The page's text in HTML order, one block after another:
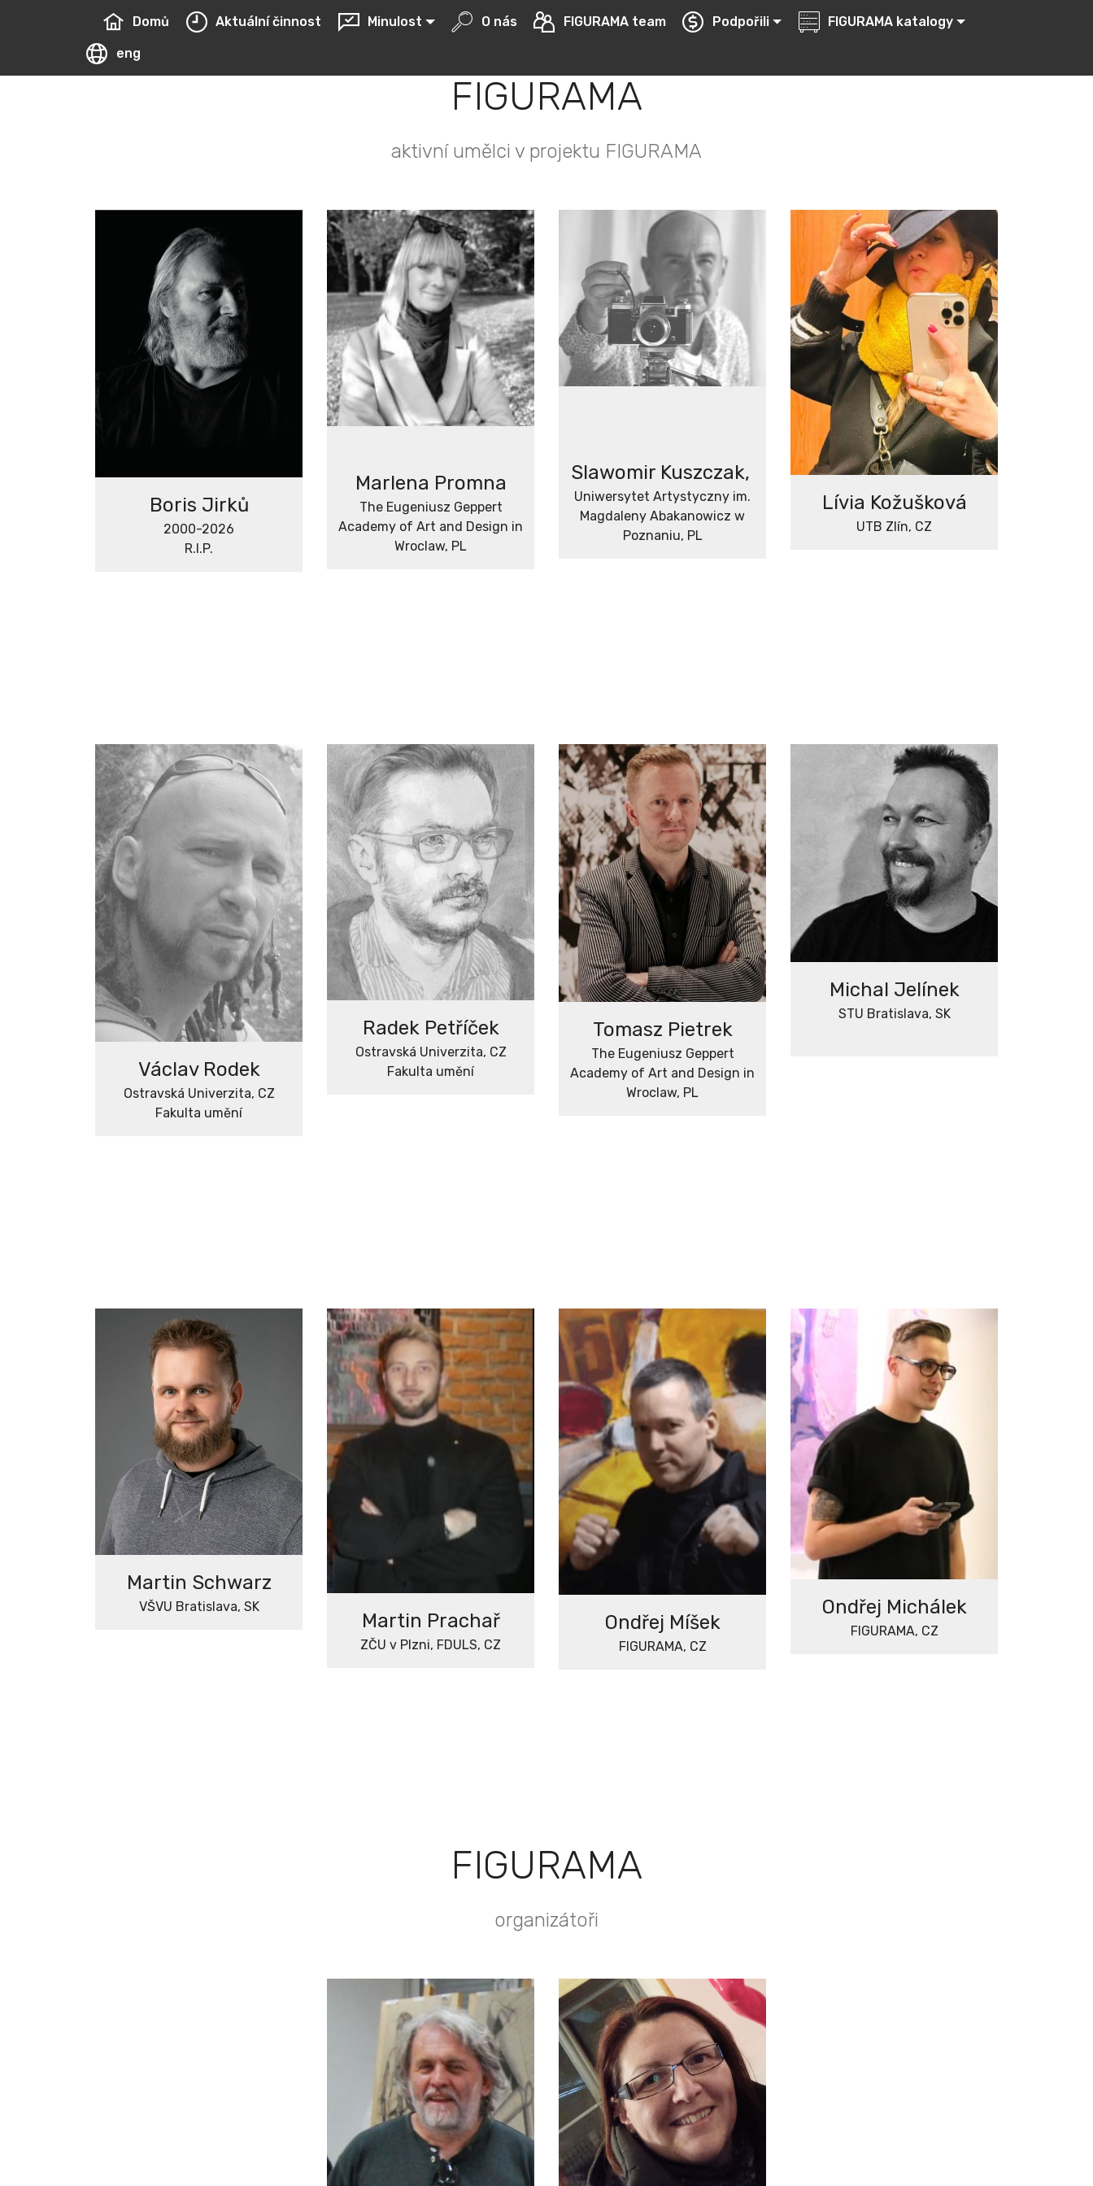
Domů Aktuální činnost Minulost O nás FIGURAMA team Podpořili FIGURAMA katalogy
eng
FIGURAMA
aktivní umělci v projektu FIGURAMA
Boris Jirků
2000-2026
R.I.P.
Marlena Promna
The Eugeniusz Geppert
Academy of Art and Design in
Wroclaw, PL
Slawomir Kuszczak,
Uniwersytet Artystyczny im.
Magdaleny Abakanowicz w
Poznaniu, PL
Lívia Kožušková
UTB Zlín, CZ
Václav Rodek
Ostravská Univerzita, CZ
Fakulta umění
Radek Petříček
Ostravská Univerzita, CZ
Fakulta umění
Tomasz Pietrek
The Eugeniusz Geppert
Academy of Art and Design in
Wroclaw, PL
Michal Jelínek
STU Bratislava, SK
Martin Schwarz
VŠVU Bratislava, SK
Martin Prachař
ZČU v Plzni, FDULS, CZ
Ondřej Míšek
FIGURAMA, CZ
Ondřej Michálek
FIGURAMA, CZ
FIGURAMA
organizátoři